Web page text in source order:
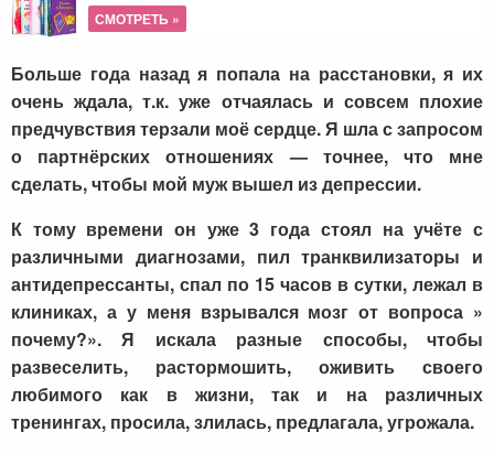
СМОТРЕТЬ »
Больше года назад я попала на расстановки, я их
очень ждала, т.к. уже отчаялась и совсем плохие
предчувствия терзали моё сердце. Я шла с запросом
о партнёрских отношениях — точнее, что мне
сделать, чтобы мой муж вышел из депрессии.
К тому времени он уже 3 года стоял на учёте с
различными диагнозами, пил транквилизаторы и
антидепрессанты, спал по 15 часов в сутки, лежал в
клиниках, а у меня взрывался мозг от вопроса »
почему?». Я искала разные способы, чтобы
развеселить, растормошить, оживить своего
любимого как в жизни, так и на различных
тренингах, просила, злилась, предлагала, угрожала.